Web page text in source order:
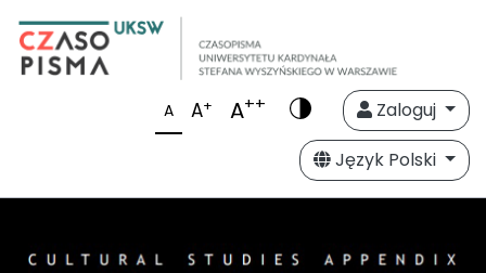
A A+ A++
Zaloguj
Język Polski